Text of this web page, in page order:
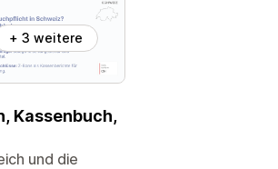
+ 3 weitere
Kassenbuch,
und die